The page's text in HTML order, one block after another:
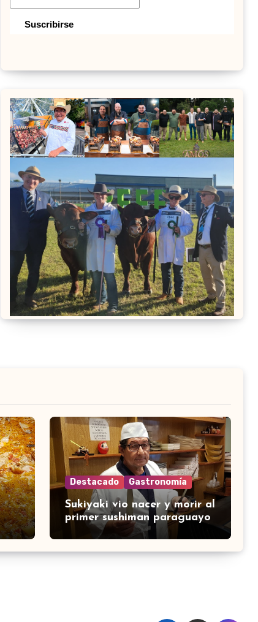
Destacado Gastronomía
Sukiyaki vio nacer y morir al
primer sushiman paraguayo